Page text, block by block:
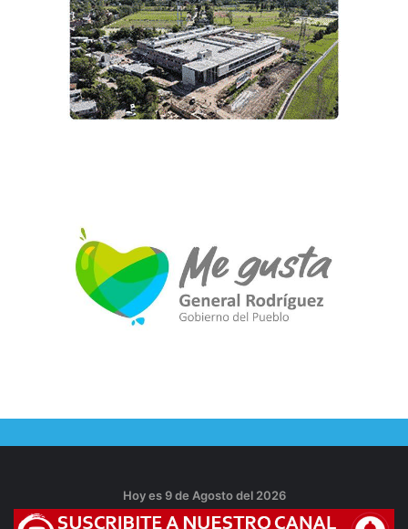
Hoy es 9 de Agosto del 2026